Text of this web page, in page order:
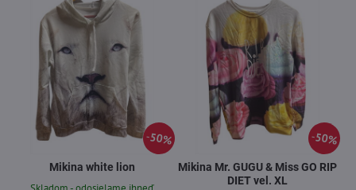
50%
Mikina white lion
50%
Mikina Mr. GUGU & Miss GO RIP
DIET vel. XL